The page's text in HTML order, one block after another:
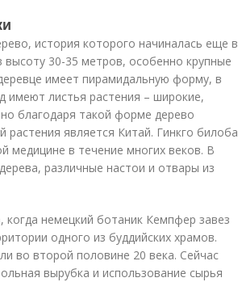
история которого начиналась еще в
высоту 30-35 метров, особенно крупные
имеет пирамидальную форму, в
имеют листья растения – широкие,
благодаря такой форме дерево
растения является Китай. Гинкго билоба
медицине в течение многих веков. В
различные настои и отвары из
когда немецкий ботаник Кемпфер завез
одного из буддийских храмов.
во второй половине 20 века. Сейчас
вырубка и использование сырья